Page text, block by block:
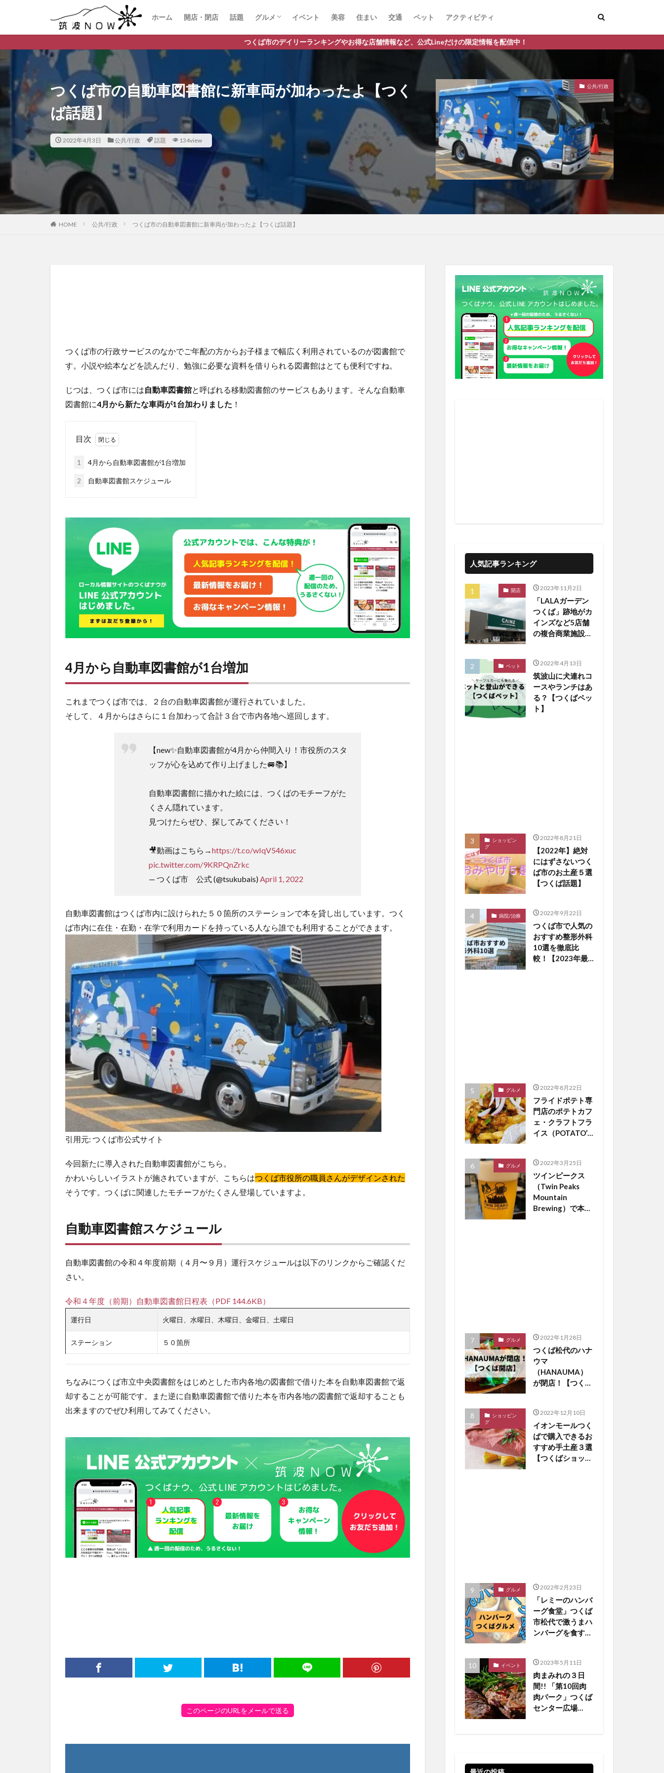
ホーム 開店・閉店 話題 グルメ
ラーメン
ランチ
カフェ
パスタ
イベント 美容 住まい 交通 ペット アクティビティ
つくば市のデイリーランキングやお得な店舗情報など、公式Lineだけの限定情報を配信中！
つくば市の自動車図書館に新車両が加わったよ【つく
ば話題】
2022年4月3日 公共/行政 話題 134view
公共/行政
HOME 公共/行政 つくば市の自動車図書館に新車両が加わったよ【つくば話題】
つくば市の行政サービスのなかでご年配の方からお子様まで幅広く利用されているのが図書館で
す。小説や絵本などを読んだり、勉強に必要な資料を借りられる図書館はとても便利ですね。
じつは、つくば市には自動車図書館と呼ばれる移動図書館のサービスもあります。そんな自動車
図書館に4月から新たな車両が1台加わりました ！
目次
1 4月から自動車図書館が1台増加
2 自動車図書館スケジュール
4月から自動車図書館が1台増加
これまでつくば市では、２台の自動車図書館が運行されていました。
そして、４月からはさらに１台加わって合計３台で市内各地へ巡回します。
【new✨自動車図書館が4月から仲間入り！市役所のスタ
ッフが心を込めて作り上げました🚐📚】
自動車図書館に描かれた絵には、つくばのモチーフがた
くさん隠れています。
見つけたらぜひ、探してみてください！
🎥動画はこちら→https://t.co/wIqV546xuc
pic.twitter.com/9KRPQnZrkc
— つくば市 公式 (@tsukubais) April 1, 2022
自動車図書館はつくば市内に設けられた５０箇所のステーションで本を貸し出しています。つく
ば市内に在住・在勤・在学で利用カードを持っている人なら誰でも利用することができます。
引用元: つくば市公式サイト
今回新たに導入された自動車図書館がこちら。
かわいらしいイラストが施されていますが、こちらはつくば市役所の職員さんがデザインされた
そうです。つくばに関連したモチーフがたくさん登場していますよ。
自動車図書館スケジュール
自動車図書館の令和４年度前期（４月〜９月）運行スケジュールは以下のリンクからご確認くだ
さい。
令和４年度（前期）自動車図書館日程表（PDF 144.6KB）
運行日 火曜日、水曜日、木曜日、金曜日、土曜日
ステーション ５０箇所
ちなみにつくば市立中央図書館をはじめとした市内各地の図書館で借りた本を自動車図書館で返
却することが可能です。また逆に自動車図書館で借りた本を市内各地の図書館で返却することも
出来ますのでぜひ利用してみてください。
このページのURLをメールで送る
人気記事ランキング
開店 2023年11月2日
「LALAガーデン
つくば」跡地がカ
インズなど5店舗
の複合商業施設に
ペット 2022年4月13日
筑波山に犬連れコ
ースやランチはあ
る？【つくばペッ
ト】
ショッピン
グ
2022年8月21日
【2022年】絶対
にはずさないつく
ば市のお土産５選
【つくば話題】
病院/治療 2022年9月22日
つくば市で人気の
おすすめ整形外科
10選を徹底比
較！【2023年最
グルメ 2022年8月22日
フライドポテト専
門店のポテトカフ
ェ・クラフトフラ
イス（POTATO’S
くば市松代にオー
プン【つくば開
店】
グルメ 2022年3月25日
ツインピークス
（Twin Peaks
Mountain
Brewing）で本場
グルメ 2022年1月28日
つくば松代のハナ
ウマ
（HANAUMA）
が閉店！【つくば
ショッピン
グ
2022年12月10日
イオンモールつく
ばで購入できるお
すすめ手土産３選
【つくばショッピ
グルメ 2022年2月23日
「レミーのハンバ
ーグ食堂」つくば
市松代で激うまハ
ンバーグを食す
イベント 2023年5月11日
肉まみれの３日
間!! 「第10回肉
肉パーク」つくば
センター広場